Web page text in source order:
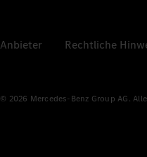
Anbieter Rechtliche
© 2026 Mercedes-Benz Group AG.